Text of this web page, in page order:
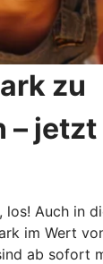
zu
– jetzt
Auch in
im Wert
ab sofort